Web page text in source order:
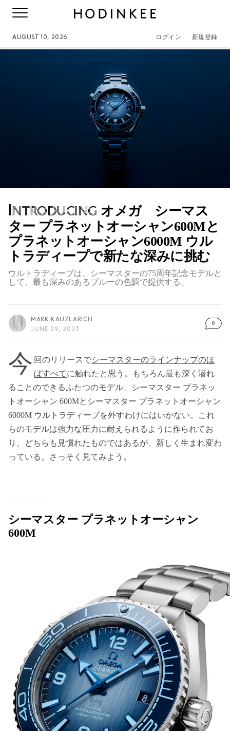
AUGUST 10, 2026 ログイン 新規登録
Introducing オメガ シーマス
ター プラネットオーシャン600Mと
プラネットオーシャン6000M ウル
トラディープで新たな深みに挑む
ウルトラディープは、シーマスターの75周年記念モデルと
して、最も深みのあるブルーの色調で提供する。
MARK KAUZLARICH
JUNE 29, 2023
0
今 回のリリースでシーマスターのラインナップのほ
ぼすべてに触れたと思う。もちろん最も深く潜れ
ることのできるふたつのモデル、シーマスター プラネッ
トオーシャン 600Mとシーマスター プラネットオーシャン
6000M ウルトラディープを外すわけにはいかない。これ
らのモデルは強力な圧力に耐えられるように作られてお
り、どちらも見慣れたものではあるが、新しく生まれ変わ
っている。さっそく見てみよう。
シーマスター プラネットオーシャン
600M